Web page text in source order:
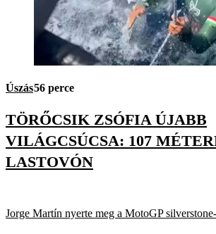
Úszás56 perce
TÖRŐCSIK ZSÓFIA ÚJABB
VILÁGCSÚCSA: 107
LASTOVÓN
Jorge Martín nyerte meg a MotoGP